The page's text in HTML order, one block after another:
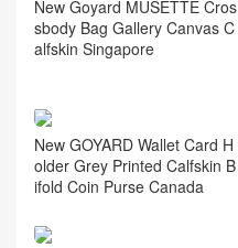
New Goyard MUSETTE Cros
sbody Bag Gallery Canvas C
alfskin Singapore
New GOYARD Wallet Card H
older Grey Printed Calfskin B
ifold Coin Purse Canada